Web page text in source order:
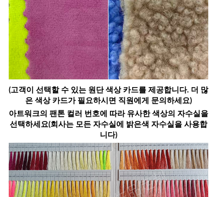
(고객이 선택할 수 있는 원단 색상 카드를 제공합니다. 더 많
은 색상 카드가 필요하시면 직원에게 문의하세요)
아트워크의 팬톤 컬러 번호에 따라 유사한 색상의 자수실을
선택하세요(회사는 모든 자수실에 밝은색 자수실을 사용합
니다)